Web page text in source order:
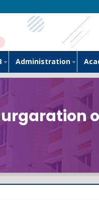
Administration